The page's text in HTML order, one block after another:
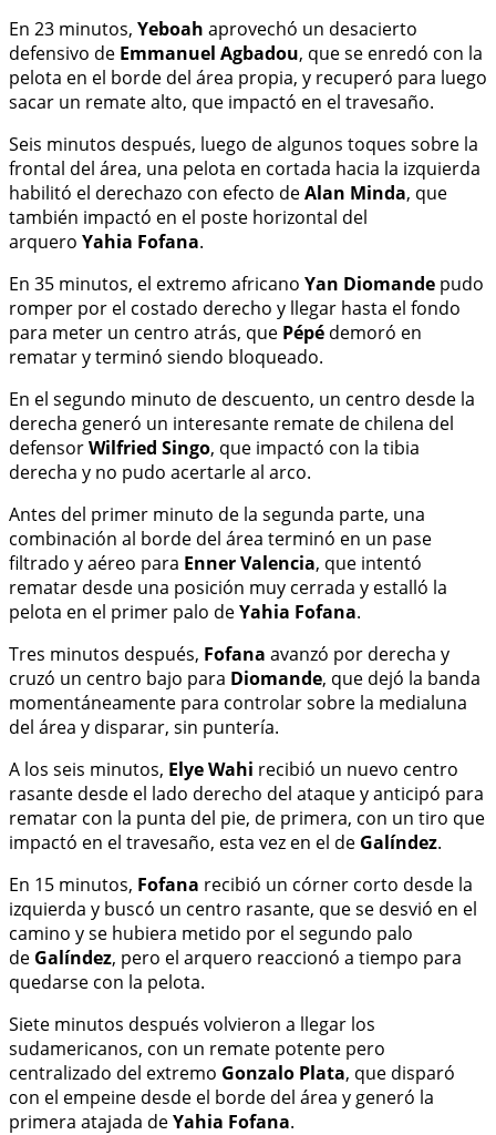
En 23 minutos, Yeboah aprovechó un desacierto
defensivo de Emmanuel Agbadou, que se enredó con la
pelota en el borde del área propia, y recuperó para luego
sacar un remate alto, que impactó en el travesaño.
Seis minutos después, luego de algunos toques sobre la
frontal del área, una pelota en cortada hacia la izquierda
habilitó el derechazo con efecto deAlan Minda, que
también impactó en el poste horizontal del
arquero Yahia Fofana.
En 35 minutos, el extremo africano Yan Diomande pudo
romper por el costado derecho y llegar hasta el fondo
para meter un centro atrás, que Pépé demoró en
rematar y terminó siendo bloqueado.
En el segundo minuto de descuento, un centro desde la
derecha generó un interesante remate de chilena del
defensorWilfried Singo, que impactó con la tibia
derecha y no pudo acertarle al arco.
Antes del primer minuto de la segunda parte, una
combinación al borde del área terminó en un pase
filtrado y aéreo para Enner Valencia, que intentó
rematar desde una posición muy cerrada y estalló la
pelota en el primer palo deYahia Fofana.
Tres minutos después, Fofana avanzó por derecha y
cruzó un centro bajo para Diomande, que dejó la banda
momentáneamente para controlar sobre la medialuna
del área y disparar, sin puntería.
A los seis minutos, Elye Wahi recibió un nuevo centro
rasante desde el lado derecho del ataque y anticipó para
rematar con la punta del pie, de primera, con un tiro que
impactó en el travesaño, esta vez en el de Galíndez.
En 15 minutos, Fofana recibió un córner corto desde la
izquierda y buscó un centro rasante, que se desvió en el
camino y se hubiera metido por el segundo palo
de Galíndez, pero el arquero reaccionó a tiempo para
quedarse con la pelota.
Siete minutos después volvieron a llegar los
sudamericanos, con un remate potente pero
centralizado del extremo Gonzalo Plata, que disparó
con el empeine desde el borde del área y generó la
primera atajada deYahia Fofana.